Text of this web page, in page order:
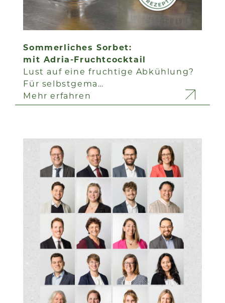
Sommerliches Sorbet:
mit Adria-Fruchtcocktail
Lust auf eine fruchtige Abkühlung?
Für selbstgema…
Mehr erfahren